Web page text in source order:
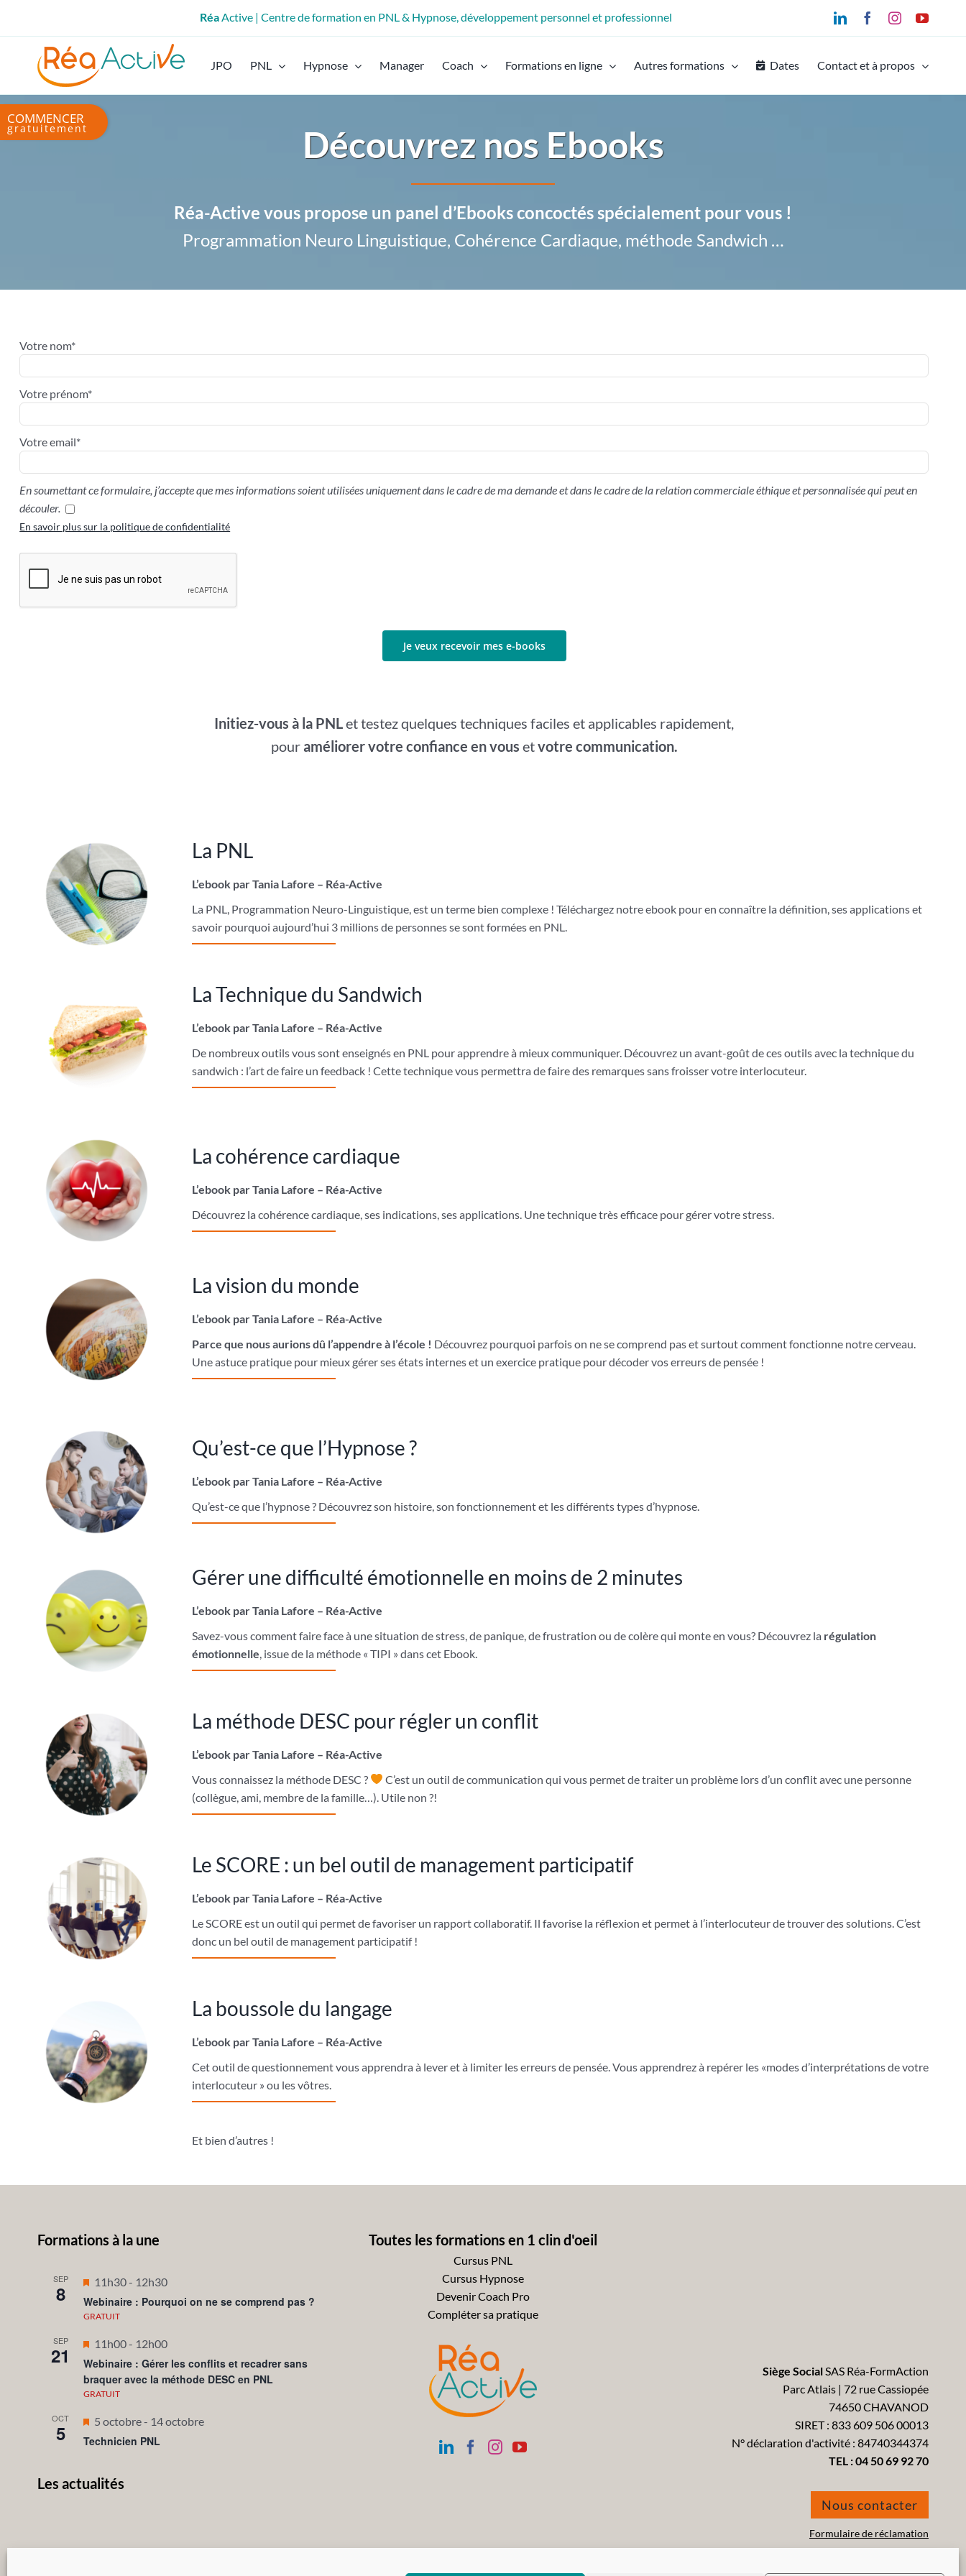
RéaActive | Centre de formation en PNL & Hypnose, développement personnel et professionnel LinkedInFacebookInstagram
JPO PNL Hypnose Manager Coach Formations en ligne Autres formations Dates Contact et à propos
Découvrez nos Ebooks
Réa-Active vous propose un panel d’Ebooks concoctés spécialement pour vous !
Programmation Neuro Linguistique, Cohérence Cardiaque, méthode Sandwich …
Votre nom*
Votre prénom*
Votre email*
En soumettant ce formulaire, j’accepte que mes informations soient utilisées uniquement dans le cadre de ma demande et dans le cadre de la relation commerciale éthique et personnalisée qui peut en
découler.
En savoir plus sur la politique de confidentialité
Initiez-vous à la PNLet testez quelques techniques faciles et applicables rapidement,
pouraméliorer votre confiance en vous etvotre communication.
La PNL
L’ebook par Tania Lafore – Réa-Active
La PNL, Programmation Neuro-Linguistique, est un terme bien complexe ! Téléchargez notre ebook pour en connaître la définition, ses applications et
savoir pourquoi aujourd’hui 3 millions de personnes se sont formées en PNL.
La Technique du Sandwich
L’ebook par Tania Lafore – Réa-Active
De nombreux outils vous sont enseignés en PNL pour apprendre à mieux communiquer. Découvrez un avant-goût de ces outils avec la technique du
sandwich : l’art de faire un feedback ! Cette technique vous permettra de faire des remarques sans froisser votre interlocuteur.
La cohérence cardiaque
L’ebook par Tania Lafore – Réa-Active
Découvrez la cohérence cardiaque, ses indications, ses applications. Une technique très efficace pour gérer votre stress.
La vision du monde
L’ebook par Tania Lafore – Réa-Active
Parce que nous aurions dû l’appendre à l’école ! Découvrez pourquoi parfois on ne se comprend pas et surtout comment fonctionne notre cerveau.
Une astuce pratique pour mieux gérer ses états internes et un exercice pratique pour décoder vos erreurs de pensée !
Qu’est-ce que l’Hypnose ?
L’ebook par Tania Lafore – Réa-Active
Qu’est-ce que l’hypnose ? Découvrez son histoire, son fonctionnement et les différents types d’hypnose.
Gérer une difficulté émotionnelle en moins de 2 minutes
L’ebook par Tania Lafore – Réa-Active
Savez-vous comment faire face à une situation de stress, de panique, de frustration ou de colère qui monte en vous? Découvrez la régulation
émotionnelle, issue de la méthode « TIPI » dans cet Ebook.
La méthode DESC pour régler un conflit
L’ebook par Tania Lafore – Réa-Active
Vous connaissez la méthode DESC ?
C’est un outil de communication qui vous permet de traiter un problème lors d’un conflit avec une personne
(collègue, ami, membre de la famille…). Utile non ?!
Le SCORE : un bel outil de management participatif
L’ebook par Tania Lafore – Réa-Active
Le SCORE est un outil qui permet de favoriser un rapport collaboratif. Il favorise la réflexion et permet à l’interlocuteur de trouver des solutions. C’est
donc un bel outil de management participatif !
La boussole du langage
L’ebook par Tania Lafore – Réa-Active
Cet outil de questionnement vous apprendra à lever et à limiter les erreurs de pensée. Vous apprendrez à repérer les «modes d’interprétations de votre
interlocuteur » ou les vôtres.
Et bien d’autres !
Formations à la une
SEP
8
Mis
en
avant
11h30- 12h30
Webinaire : Pourquoi on ne se comprend pas ?
GRATUIT
SEP
21
Mis
en
avant
11h00- 12h00
Webinaire : Gérer les conflits et recadrer sans
braquer avec la méthode DESC en PNL
GRATUIT
OCT
5
Mis
en
5 octobre- 14 octobre
Technicien PNL
Les actualités
Toutes les formations en 1 clin d'oeil
Cursus PNL
Cursus Hypnose
Devenir Coach Pro
Compléter sa pratique
Siège SocialSAS Réa-FormAction
Parc Atlais | 72 rue Cassiopée
74650 CHAVANOD
SIRET : 833 609 506 00013
N° déclaration d'activité : 84740344374
TEL :04 50 69 92 70
Nous contacter
Formulaire de réclamation
Bascule
de